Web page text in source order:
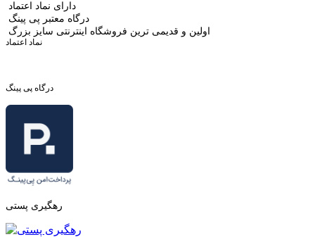
دارای نماد اعتماد
درگاه معتبر پی پینگ
اولین و قدیمی ترین فروشگاه اینترنتی سایز بزرگ
نماد اعتماد
درگاه پی پینگ
رهگیری پستی